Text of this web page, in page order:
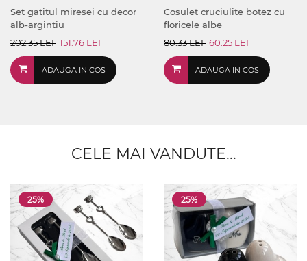
Set gatitul miresei cu decor
alb-argintiu
202.35 LEI 151.76 LEI
ADAUGA IN COS
Cosulet cruciulite botez cu
floricele albe
80.33 LEI 60.25 LEI
ADAUGA IN COS
CELE MAI VANDUTE...
25% 25%